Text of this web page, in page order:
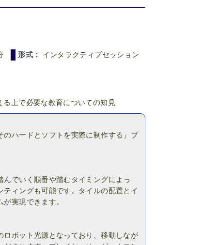
形式： インタラクティブセッション
上で必要な教育についての知見
ハードとソフトを実際に制作する」プ
でいく順番や踏むタイミングによっ
ィングも可能です。タイルの配置とイ
実現できます。
ボット光源となっており、移動しなが